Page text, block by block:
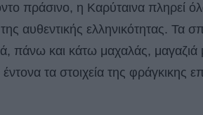
πράσινο, η Καρύταινα πληρεί
αυθεντικής ελληνικότητας. Τα
πάνω και κάτω μαχαλάς, μαγαζιά
τα στοιχεία της φράγκικης